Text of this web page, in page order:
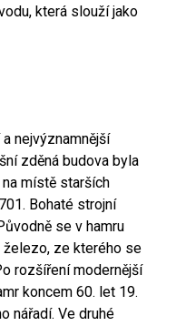
která slouží jako
nejvýznamnější
zděná budova byla
místě starších
Bohaté strojní
se v hamru
ze kterého se
rozšíření modernější
koncem 60. let 19.
nářadí. Ve druhé